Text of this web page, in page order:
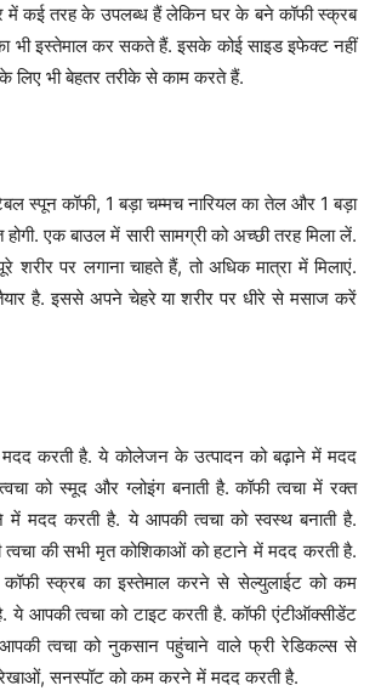
में कई तरह के उपलब्ध हैं लेकिन घर के बने कॉफी स्क्रब
इस्तेमाल कर सकते हैं. इसके कोई साइड इफेक्ट नहीं
लिए भी बेहतर तरीके से काम करते हैं.
स्पून कॉफी, 1 बड़ा चम्मच नारियल का तेल और 1 बड़ा
एक बाउल में सारी सामग्री को अच्छी तरह मिला लें.
पर लगाना चाहते हैं, तो अधिक मात्रा में मिलाएं.
है. इससे अपने चेहरे या शरीर पर धीरे से मसाज करें
करती है. ये कोलेजन के उत्पादन को बढ़ाने में मदद
को स्मूद और ग्लोइंग बनाती है. कॉफी त्वचा में रक्त
मदद करती है. ये आपकी त्वचा को स्वस्थ बनाती है.
की सभी मृत कोशिकाओं को हटाने में मदद करती है.
कॉफी स्क्रब का इस्तेमाल करने से सेल्युलाईट को कम
ये आपकी त्वचा को टाइट करती है. कॉफी एंटीऑक्सीडेंट
त्वचा को नुकसान पहुंचाने वाले फ्री रेडिकल्स से
रेखाओं, सनस्पॉट को कम करने में मदद करती है.